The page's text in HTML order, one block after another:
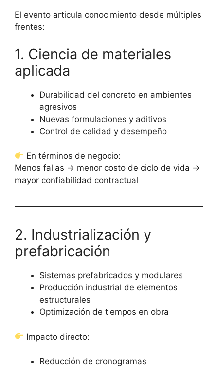
El evento articula conocimiento desde múltiples
frentes:
1. Ciencia de materiales
aplicada
Durabilidad del concreto en ambientes
agresivos
Nuevas formulaciones y aditivos
Control de calidad y desempeño
En términos de negocio:
Menos fallas → menor costo de ciclo de vida →
mayor confiabilidad contractual
2. Industrialización y
prefabricación
Sistemas prefabricados y modulares
Producción industrial de elementos
estructurales
Optimización de tiempos en obra
Impacto directo:
Reducción de cronogramas